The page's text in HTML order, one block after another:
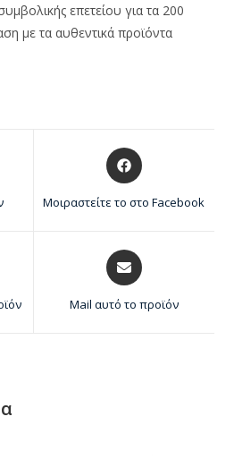
επετείου για τα 200
με τα αυθεντικά προϊόντα
Μοιραστείτε το στο Facebook
Mail αυτό το προϊόν